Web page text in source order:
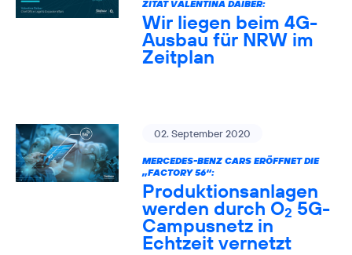
ZITAT VALENTINA DAIBER:
Wir liegen beim 4G-
Ausbau für NRW im
Zeitplan
02. September 2020
MERCEDES-BENZ CARS ERÖFFNET DIE
„FACTORY 56“:
Produktionsanlagen
werden durch O25G-
Campusnetz in
Echtzeit vernetzt